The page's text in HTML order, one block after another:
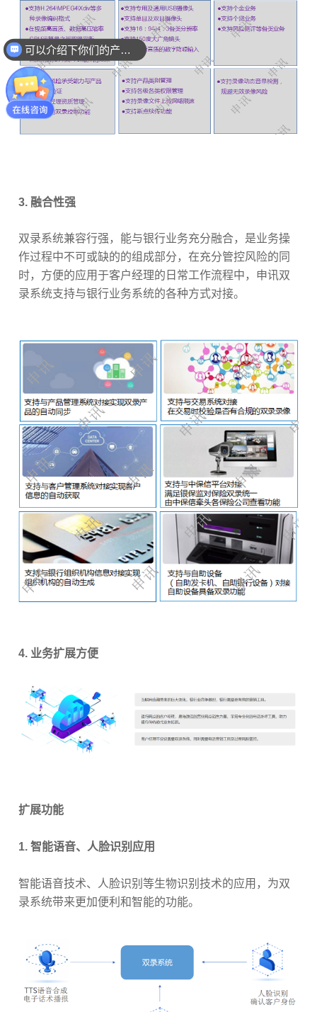
3. 融合性强
双录系统兼容行强，能与银行业务充分融合，是业务操
作过程中不可或缺的的组成部分，在充分管控风险的同
时，方便的应用于客户经理的日常工作流程中，申讯双
录系统支持与银行业务系统的各种方式对接。
4. 业务扩展方便
扩展功能
1.智能语音、人脸识别应用
智能语音技术、人脸识别等生物识别技术的应用，为双
录系统带来更加便利和智能的功能。
可以介绍下你们的产品么
你们是怎么收费的呢